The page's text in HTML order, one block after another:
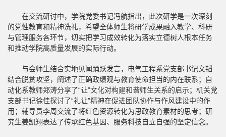
在交流研讨中，学院党委书记冯航指出，此次研学是一次深刻
的党性教育和精神洗礼，希望全体师生将研学成果融入教学、科研
与管理服务各环节，切实把学习成效转化为落实立德树人根本任务
和推动学院高质量发展的实际行动。
与会师生结合实地见闻踊跃发言，电气工程系党支部书记文韬
结合脱贫攻坚，阐述了正确政绩观与教育使命担当的内在联系；自
动化系教师郑涛分享了“让”文化对构建和谐师生关系的启示；机关党
支部书记徐佳探讨了“礼让”精神在促进团队协作与作风建设中的作
用；辅导员李周交流了将红色资源转化为思政教育素材的思考；研
究生姜凯翔表达了传承红色基因、服务科技自立自强的坚定信念。